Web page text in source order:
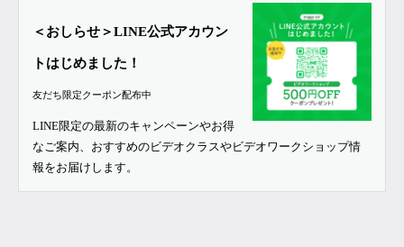
＜おしらせ＞LINE公式アカウン
トはじめました！
友だち限定クーポン配布中
LINE限定の最新のキャンペーンやお得
なご案内、おすすめのビデオクラスやビデオワークショップ情
報をお届けします。